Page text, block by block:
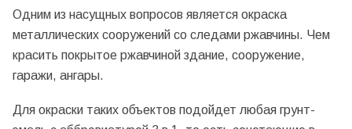
Одним из насущных вопросов является окраска
металлических сооружений со следами ржавчины. Чем
красить покрытое ржавчиной здание, сооружение,
гаражи, ангары.
Для окраски таких объектов подойдет любая грунт-